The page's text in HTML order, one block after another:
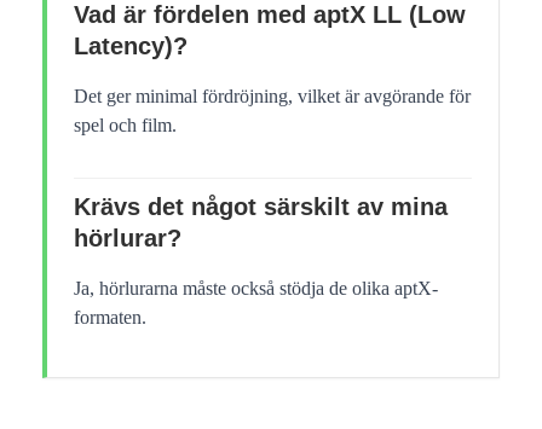
Vad är fördelen med aptX LL (Low
Latency)?
Det ger minimal fördröjning, vilket är avgörande för
spel och film.
Krävs det något särskilt av mina
hörlurar?
Ja, hörlurarna måste också stödja de olika aptX-
formaten.